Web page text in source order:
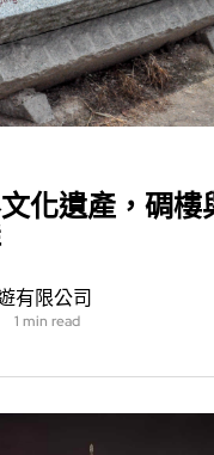
化遺產，碉
有限公司
1 min read